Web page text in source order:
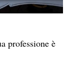
professione è